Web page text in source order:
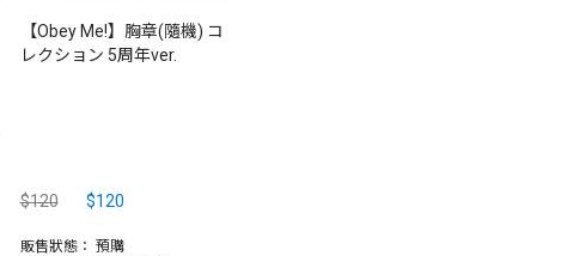
【Obey Me!】胸章(隨機) コ
レクション 5周年ver.
$120 $120
販售狀態： 預購